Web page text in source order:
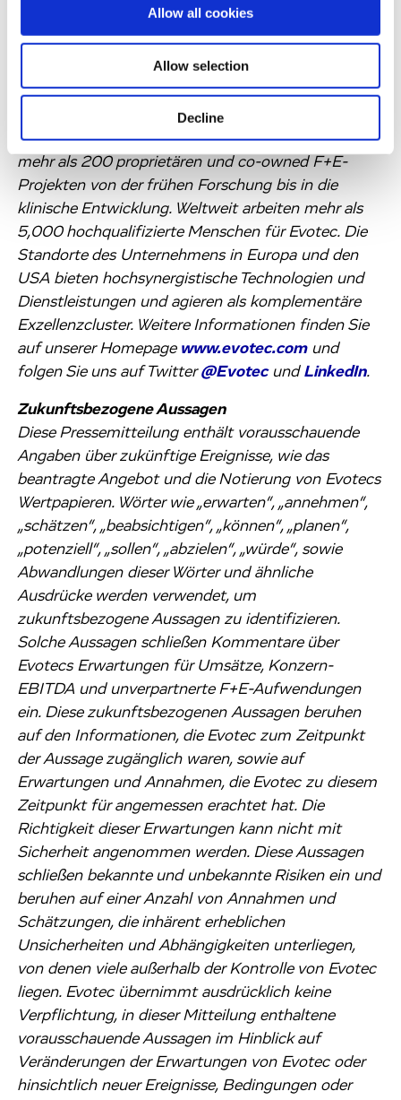
Allow all cookies
Allow selection
Decline
medizinischer Indikationen aktiv, darunter z. B.
Neurologie, Onkologie sowie Stoffwechsel- und
Infektionskrankheiten. Evotecs Ziel ist es, in diesen
Bereichen die weltweit führende „co-owned
Pipeline“ innovativer Therapieansätze aufzubauen
und verfügt bereits jetzt über ein Portfolio von
mehr als 200 proprietären und co-owned F+E-
Projekten von der frühen Forschung bis in die
klinische Entwicklung. Weltweit arbeiten mehr als
5,000 hochqualifizierte Menschen für Evotec. Die
Standorte des Unternehmens in Europa und den
USA bieten hochsynergistische Technologien und
Dienstleistungen und agieren als komplementäre
Exzellenzcluster. Weitere Informationen finden Sie
auf unserer Homepage www.evotec.comund
folgen Sie uns auf Twitter@Evotecund LinkedIn.
Zukunftsbezogene Aussagen
Diese Pressemitteilung enthält vorausschauende
Angaben über zukünftige Ereignisse, wie das
beantragte Angebot und die Notierung von Evotecs
Wertpapieren. Wörter wie „erwarten“, „annehmen“,
„schätzen“, „beabsichtigen“, „können“, „planen“,
„potenziell“, „sollen“, „abzielen“, „würde“, sowie
Abwandlungen dieser Wörter und ähnliche
Ausdrücke werden verwendet, um
zukunftsbezogene Aussagen zu identifizieren.
Solche Aussagen schließen Kommentare über
Evotecs Erwartungen für Umsätze, Konzern-
EBITDA und unverpartnerte F+E-Aufwendungen
ein. Diese zukunftsbezogenen Aussagen beruhen
auf den Informationen, die Evotec zum Zeitpunkt
der Aussage zugänglich waren, sowie auf
Erwartungen und Annahmen, die Evotec zu diesem
Zeitpunkt für angemessen erachtet hat. Die
Richtigkeit dieser Erwartungen kann nicht mit
Sicherheit angenommen werden. Diese Aussagen
schließen bekannte und unbekannte Risiken ein und
beruhen auf einer Anzahl von Annahmen und
Schätzungen, die inhärent erheblichen
Unsicherheiten und Abhängigkeiten unterliegen,
von denen viele außerhalb der Kontrolle von Evotec
liegen. Evotec übernimmt ausdrücklich keine
Verpflichtung, in dieser Mitteilung enthaltene
vorausschauende Aussagen im Hinblick auf
Veränderungen der Erwartungen von Evotec oder
hinsichtlich neuer Ereignisse, Bedingungen oder